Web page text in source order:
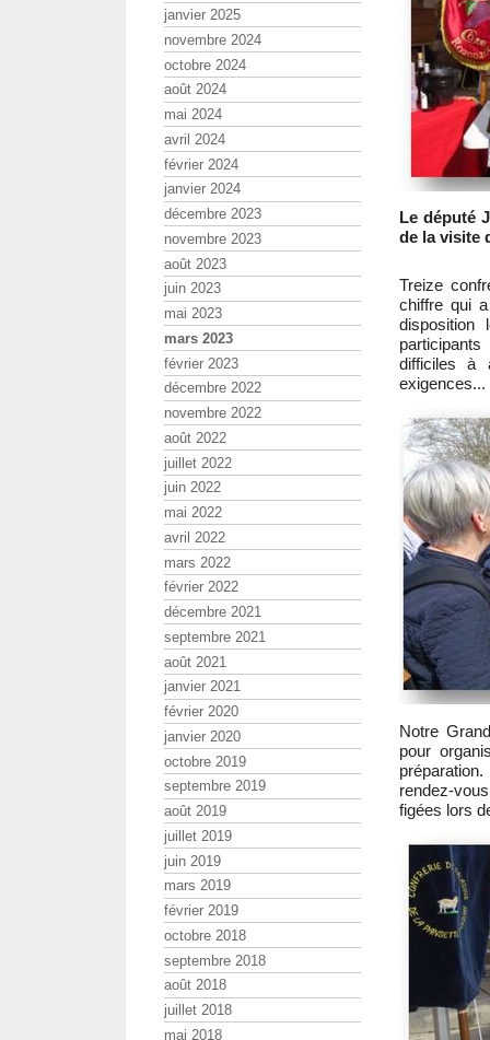
Le député
de la visite
Treize
chiffre qui
disposition
difficiles à
exigences...
Notre
pour
rendez-
figées lors
janvier 2025
novembre 2024
octobre 2024
août 2024
mai 2024
avril 2024
février 2024
janvier 2024
décembre 2023
novembre 2023
août 2023
juin 2023
mai 2023
mars 2023
février 2023
décembre 2022
novembre 2022
août 2022
juillet 2022
juin 2022
mai 2022
avril 2022
mars 2022
février 2022
décembre 2021
septembre 2021
août 2021
janvier 2021
février 2020
janvier 2020
octobre 2019
septembre 2019
août 2019
juillet 2019
juin 2019
mars 2019
février 2019
octobre 2018
septembre 2018
août 2018
juillet 2018
mai 2018